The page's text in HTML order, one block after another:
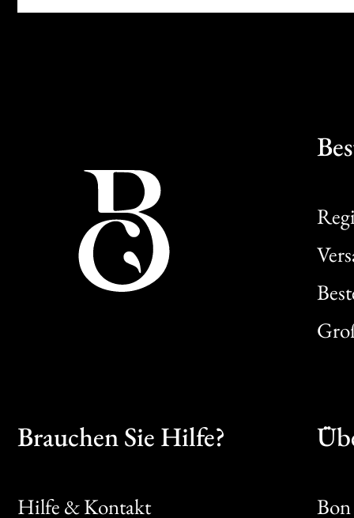
Brauchen Sie Hilfe?
Hilfe & Kontakt